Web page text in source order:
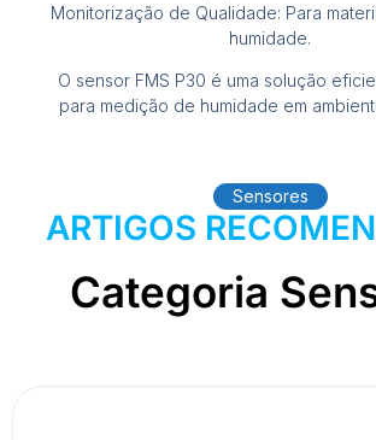
Monitorização de Qualidade: Para
humidade.
O sensor FMS P30 é uma solução
para medição de humidade em
Sensores
ARTIGOS
Categoria